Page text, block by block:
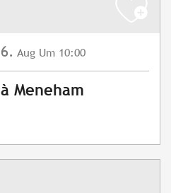
6. Aug Um 10:00
Meneham